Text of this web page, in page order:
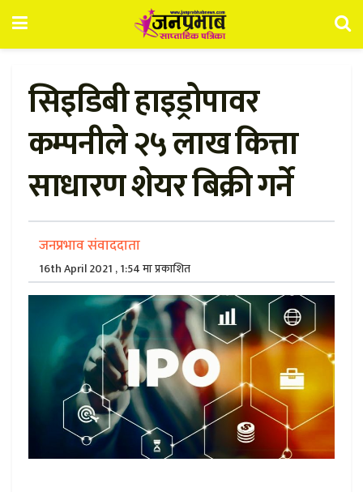
सिइडिबी हाइड्रोपावर
कम्पनीले २५ लाख कित्ता
साधारण शेयर बिक्री गर्ने
जनप्रभाव संवाददाता
16th April 2021 , 1:54 मा प्रकाशित